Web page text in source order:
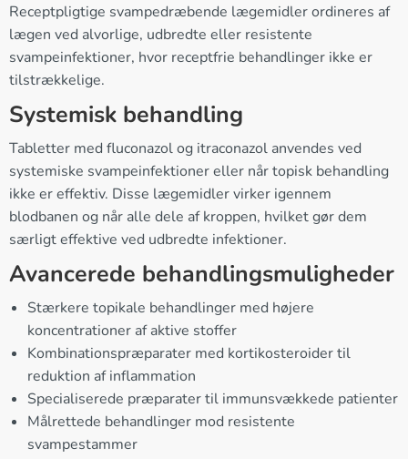
Receptpligtige svampedræbende lægemidler ordineres af
lægen ved alvorlige, udbredte eller resistente
svampeinfektioner, hvor receptfrie behandlinger ikke er
tilstrækkelige.
Systemisk behandling
Tabletter med fluconazol og itraconazol anvendes ved
systemiske svampeinfektioner eller når topisk behandling
ikke er effektiv. Disse lægemidler virker igennem
blodbanen og når alle dele af kroppen, hvilket gør dem
særligt effektive ved udbredte infektioner.
Avancerede behandlingsmuligheder
Stærkere topikale behandlinger med højere
koncentrationer af aktive stoffer
Kombinationspræparater med kortikosteroider til
reduktion af inflammation
Specialiserede præparater til immunsvækkede patienter
Målrettede behandlinger mod resistente
svampestammer